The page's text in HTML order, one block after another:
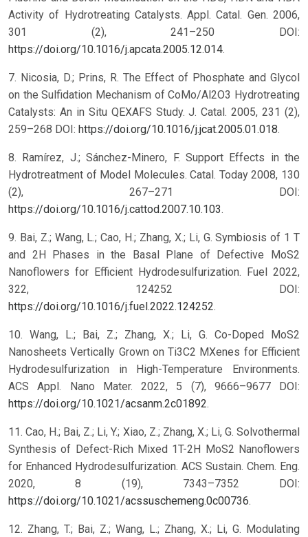
Activity of Hydrotreating Catalysts. Appl. Catal. Gen. 2006,
301 (2), 241–250 DOI:
https://doi.org/10.1016/j.apcata.2005.12.014.
7. Nicosia, D.; Prins, R. The Effect of Phosphate and Glycol
on the Sulfidation Mechanism of CoMo/Al2O3 Hydrotreating
Catalysts: An in Situ QEXAFS Study. J. Catal. 2005, 231 (2),
259–268 DOI: https://doi.org/10.1016/j.jcat.2005.01.018.
8. Ramírez, J.; Sánchez-Minero, F. Support Effects in the
Hydrotreatment of Model Molecules. Catal. Today 2008, 130
(2), 267–271 DOI:
https://doi.org/10.1016/j.cattod.2007.10.103.
9. Bai, Z.; Wang, L.; Cao, H.; Zhang, X.; Li, G. Symbiosis of 1 T
and 2H Phases in the Basal Plane of Defective MoS2
Nanoflowers for Efficient Hydrodesulfurization. Fuel 2022,
322, 124252 DOI:
https://doi.org/10.1016/j.fuel.2022.124252.
10. Wang, L.; Bai, Z.; Zhang, X.; Li, G. Co-Doped MoS2
Nanosheets Vertically Grown on Ti3C2 MXenes for Efficient
Hydrodesulfurization in High-Temperature Environments.
ACS Appl. Nano Mater. 2022, 5 (7), 9666–9677 DOI:
https://doi.org/10.1021/acsanm.2c01892.
11. Cao, H.; Bai, Z.; Li, Y.; Xiao, Z.; Zhang, X.; Li, G. Solvothermal
Synthesis of Defect-Rich Mixed 1T-2H MoS2 Nanoflowers
for Enhanced Hydrodesulfurization. ACS Sustain. Chem. Eng.
2020, 8 (19), 7343–7352 DOI:
https://doi.org/10.1021/acssuschemeng.0c00736.
12. Zhang, T.; Bai, Z.; Wang, L.; Zhang, X.; Li, G. Modulating